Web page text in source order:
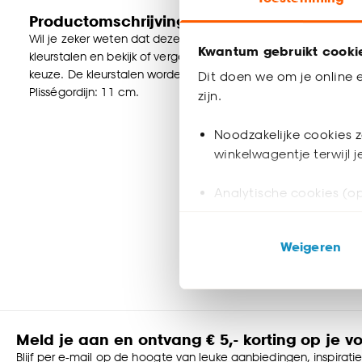
Kwantum gebruikt
Dit doen we om je online
zijn.
Noodzakelijke cookies
winkelwagentje terwijl
Analytische cookies
ook buiten de
Klik op ‘Ja, alles
Weigeren
Productomschrijving
Wil je zeker weten dat deze raamdecoratie bij de rest van
kleurstalen en bekijk of vergelijk eenvoudig welke
keuze. De kleurstalen worden binnen 2 à 3 werkdagen
Plisségordijn: 11 cm.
Meld je aan en ontvang € 5,- korting op je
Blijf per e-mail op de hoogte van leuke aanbiedingen,